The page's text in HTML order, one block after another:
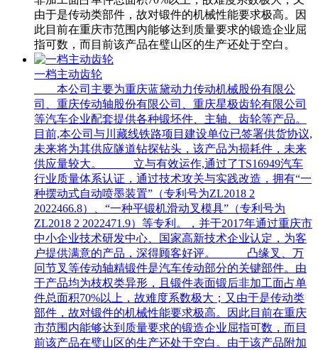
由于是传动类部件，故对锻件的机械性能要求极高。因
此目前在重庆市范围内能够达到质量要求的锻造企业屈
指可数，而目前该产品在璧山区的生产还处于空白。
一档主动齿轮
本公司主要为重庆蓝黛动力传动机械股份有限公
司、重庆传动轴股份有限公司、重庆星极齿轮有限公司
等汽车企业配套提供各种锻坯件、主轴、齿轮等产品。
目前,本公司与川藏线铁路项目建设单位已签署供货协议,
未来将为其供应隧道钻探钻头，该产品为损耗件，未来
供应量较大。 立与有效运作,通过了TS16949汽车
行业质量体系认证，通过技术攻关与实践改造，拥有“一
种摆动式自动喷墨装置”（专利号为ZL2018 2
2022466.8）、“一种平锻机滑动叉模具”（专利号为
ZL2018 2 2022471.9）等专利。，并于2017年通过重庆市
中小企业技术研发中心、国家高新技术企业认定，为客
户提供满意的产品，深得顾客好评。 凸缘叉、万
冋节叉等传动轴精锻件是汽车传动部分的关键部件。由
于产品均为枝权类异形，且锻件表面锻后非加工面占单
件总面积70%以上，故难度系数极大；又由于是传动类
部件，故对锻件的机械性能要求极高。因此目前在重庆
市范围内能够达到质量要求的锻造企业屈指可数，而目
前该产品在璧山区的生产还处于空白。由于该产品附加